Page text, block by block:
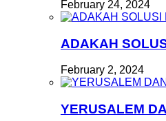
February 24, 2024
ADAKAH
February 2, 2024
YERUSALEM